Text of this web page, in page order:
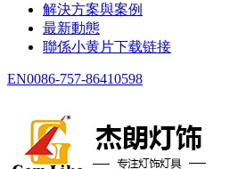
解決方案與案例
最新動態
聯係小黄片下载链接
EN0086-757-86410598